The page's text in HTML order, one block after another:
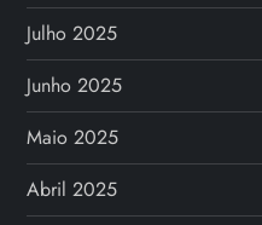
Julho 2025
Junho 2025
Maio 2025
Abril 2025